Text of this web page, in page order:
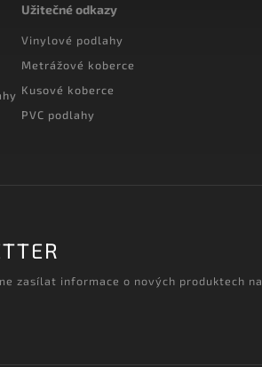
Užitečné odkazy
Vinylové podlahy
Metrážové koberce
Kusové koberce
PVC podlahy
zasílat informace o nových produktech na